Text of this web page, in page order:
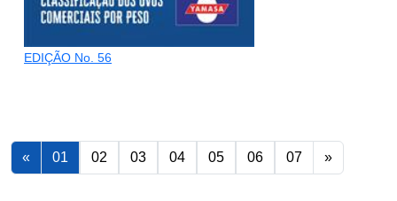
EDIÇÃO No. 56
« 01 02 03 04 05 06 07 »